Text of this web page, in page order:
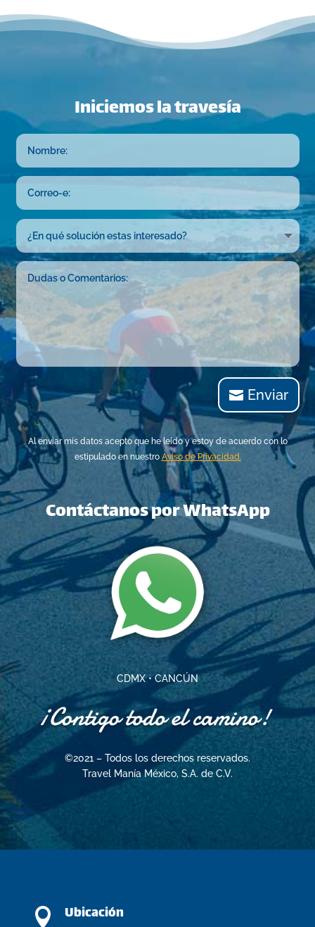
Iniciemos la travesía
Enviar
Al enviar mis datos acepto que he leído y estoy de acuerdo con lo
estipulado en nuestro Aviso de Privacidad.
Contáctanos por WhatsApp
CDMX • CANCÚN
©2021 – Todos los derechos reservados.
Travel Manía México, S.A. de C.V.
 Ubicación